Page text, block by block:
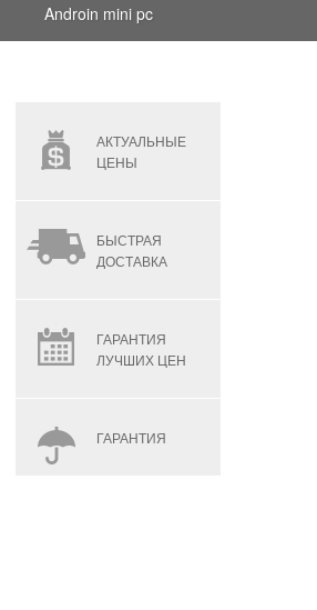
Androin mini pc
АКТУАЛЬНЫЕ
ЦЕНЫ
БЫСТРАЯ
ДОСТАВКА
ГАРАНТИЯ
ЛУЧШИХ ЦЕН
ГАРАНТИЯ